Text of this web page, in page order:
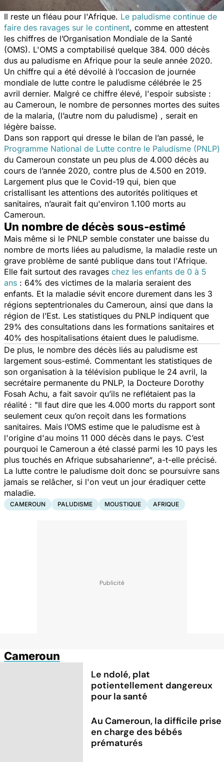
Il reste un fléau pour l'Afrique. Le paludisme continue de
faire des ravages sur le continent, comme en attestent
les chiffres de l’Organisation Mondiale de la Santé
(OMS). L'OMS a comptabilisé quelque 384. 000 décès
dus au paludisme en Afrique pour la seule année 2020.
Un chiffre qui a été dévoilé à l’occasion de journée
mondiale de lutte contre le paludisme célébrée le 25
avril dernier. Malgré ce chiffre élevé, l'espoir subsiste :
au Cameroun, le nombre de personnes mortes des suites
de la malaria, (l’autre nom du paludisme) , serait en
légère baisse.
Dans son rapport qui dresse le bilan de l’an passé, le
Programme National de Lutte contre le Paludisme (PNLP)
du Cameroun constate un peu plus de 4.000 décès au
cours de l’année 2020, contre plus de 4.500 en 2019.
Largement plus que le Covid-19 qui, bien que
cristallisant les attentions des autorités politiques et
sanitaires, n’aurait fait qu'environ 1.100 morts au
Cameroun.
Un nombre de décès sous-estimé
Mais même si le PNLP semble constater une baisse du
nombre de morts liées au paludisme, la maladie reste un
grave problème de santé publique dans tout l'Afrique.
Elle fait surtout des ravages chez les enfants de 0 à 5
ans : 64% des victimes de la malaria seraient des
enfants. Et la maladie sévit encore durement dans les 3
régions septentrionales du Cameroun, ainsi que dans la
région de l’Est. Les statistiques du PNLP indiquent que
29% des consultations dans les formations sanitaires et
40% des hospitalisations étaient dues le paludisme.
De plus, le nombre des décès liés au paludisme est
largement sous-estimé. Commentant les statistiques de
son organisation à la télévision publique le 24 avril, la
secrétaire permanente du PNLP, la Docteure Dorothy
Fosah Achu, a fait savoir qu’ils ne reflétaient pas la
réalité : "Il faut dire que les 4.000 morts du rapport sont
seulement ceux qu’on reçoit dans les formations
sanitaires. Mais l’OMS estime que le paludisme est à
l'origine d'au moins 11 000 décès dans le pays. C’est
pourquoi le Cameroun a été classé parmi les 10 pays les
plus touchés en Afrique subsaharienne“, a-t-elle précisé.
La lutte contre le paludisme doit donc se poursuivre sans
jamais se relâcher, si l'on veut un jour éradiquer cette
maladie.
CAMEROUN PALUDISME MOUSTIQUE AFRIQUE
Cameroun
Le ndolé, plat
potientellement dangereux
pour la santé
Au Cameroun, la difficile prise
en charge des bébés
prématurés